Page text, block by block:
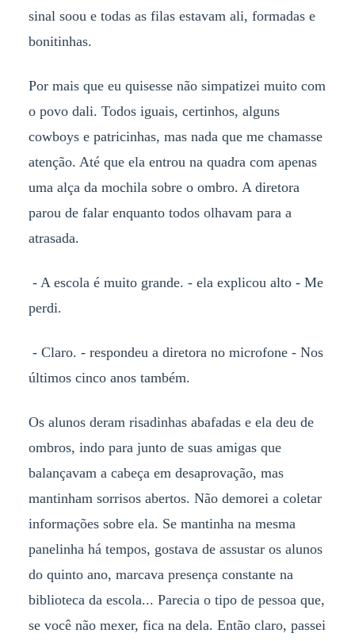
sinal soou e todas as filas estavam ali, formadas e
bonitinhas.
Por mais que eu quisesse não simpatizei muito com
o povo dali. Todos iguais, certinhos, alguns
cowboys e patricinhas, mas nada que me chamasse
atenção. Até que ela entrou na quadra com apenas
uma alça da mochila sobre o ombro. A diretora
parou de falar enquanto todos olhavam para a
atrasada.
- A escola é muito grande. - ela explicou alto - Me
perdi.
- Claro. - respondeu a diretora no microfone - Nos
últimos cinco anos também.
Os alunos deram risadinhas abafadas e ela deu de
ombros, indo para junto de suas amigas que
balançavam a cabeça em desaprovação, mas
mantinham sorrisos abertos. Não demorei a coletar
informações sobre ela. Se mantinha na mesma
panelinha há tempos, gostava de assustar os alunos
do quinto ano, marcava presença constante na
biblioteca da escola... Parecia o tipo de pessoa que,
se você não mexer, fica na dela. Então claro, passei